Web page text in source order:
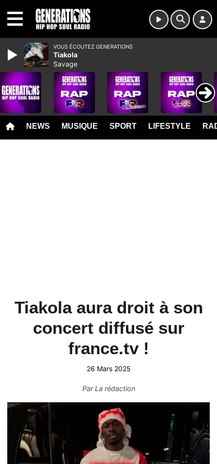
NEWS MUSIQUE SPORT LIFESTYLE
Tiakola aura droit à son
concert diffusé sur
france.tv !
26 Mars 2025
ParLa rédaction
VOUS ÉCOUTEZ GENERATIONS
Tiakola
Savage